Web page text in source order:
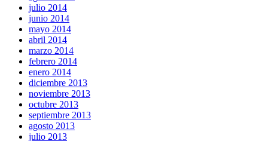
julio 2014
junio 2014
mayo 2014
abril 2014
marzo 2014
febrero 2014
enero 2014
diciembre 2013
noviembre 2013
octubre 2013
septiembre 2013
agosto 2013
julio 2013